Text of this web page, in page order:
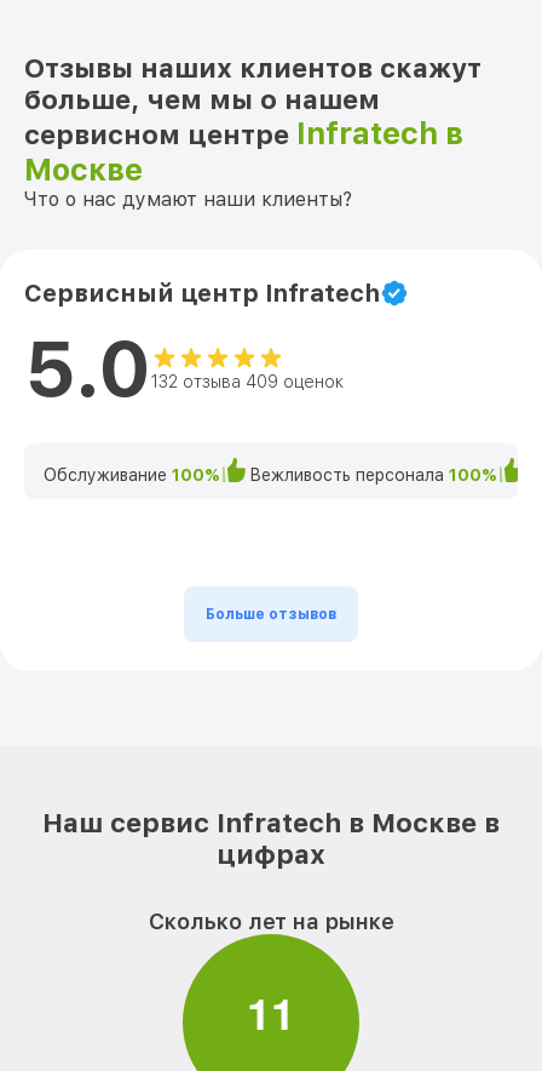
Отзывы наших клиентов скажут
больше, чем мы о нашем
сервисном центре Infratech в
Москве
Что о нас думают наши клиенты?
Сервисный центр Infratech
5.0 132 отзыва 409 оценок
Обслуживание 100% Вежливость персонала 100%
Больше отзывов
Наш сервис Infratech в Москве в
цифрах
Сколько лет на рынке
11